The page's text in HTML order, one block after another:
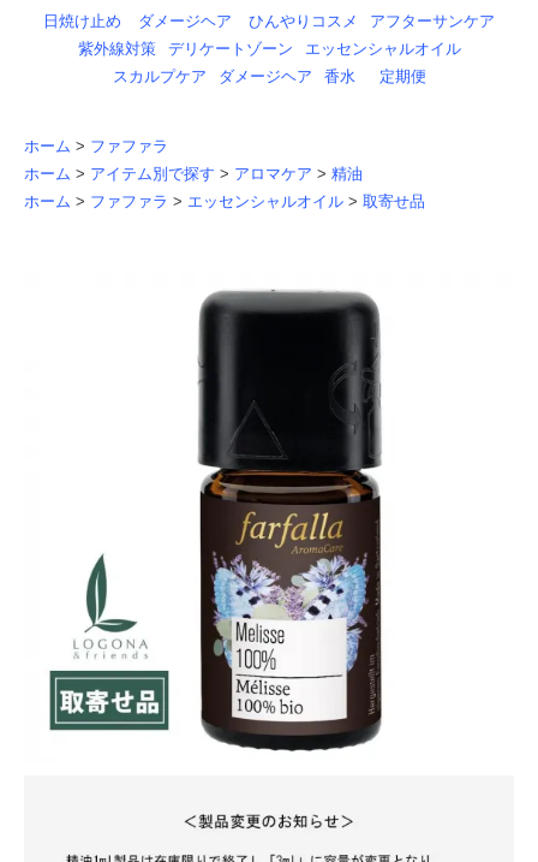
日焼け止め ダメージヘア ひんやりコスメ
アフターサンケア
紫外線対策
デリケートゾーン
エッセンシャルオイル
スカルプケア
ダメージヘア 香水 定期便
ホーム > ファファラ
ホーム > アイテム別で探す > アロマケア > 精油
ホーム > ファファラ > エッセンシャルオイル > 取寄せ品